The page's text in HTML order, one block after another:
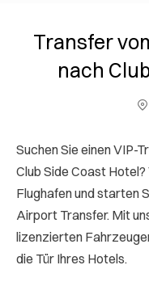
Transfer
nach
Suchen Sie einen VIP-
Club Side Coast
Flughafen und starten
Airport Transfer. Mit
lizenzierten
die Tür Ihres Hotels.